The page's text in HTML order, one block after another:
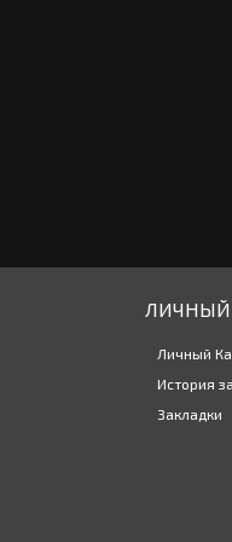
ЛИЧНЫЙ
Личный
История
Закладки